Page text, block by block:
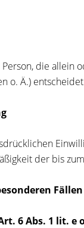
die
o. Ä.)
der bis
6 Abs. 1 lit. e